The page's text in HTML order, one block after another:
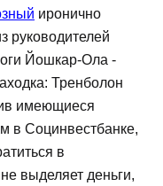
иронично
руководителей
Йошкар-Ола -
Тренболон
имеющиеся
в Социнвестбанке,
в
выделяет деньги,